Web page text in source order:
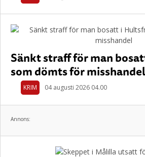
Sänkt straff för man
som dömts för misshandel
KRIM 04 augusti 2026 04.00
Annons: